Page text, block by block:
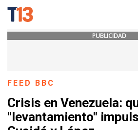
PUBLICIDAD
FEED BBC
Crisis en Venezuela:
"levantamiento"